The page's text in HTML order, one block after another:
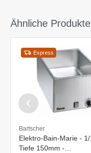
Ähnliche Produkte
Express
Bartscher
Elektro-Bain-Marie -
Tiefe 150mm -